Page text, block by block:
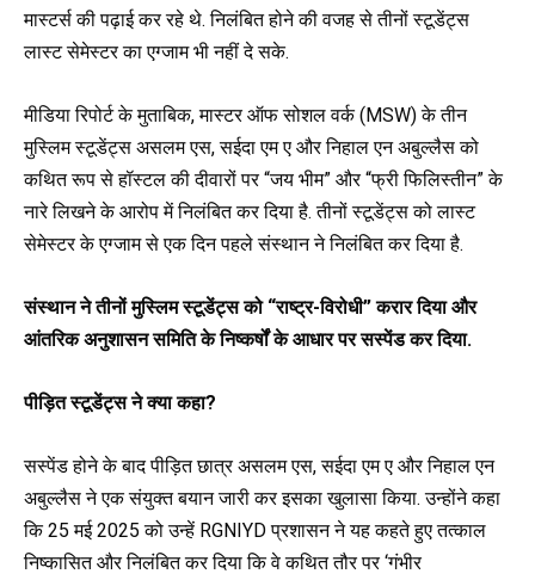
मास्टर्स की पढ़ाई कर रहे थे. निलंबित होने की वजह से तीनों स्टूडेंट्स
लास्ट सेमेस्टर का एग्जाम भी नहीं दे सके.
मीडिया रिपोर्ट के मुताबिक, मास्टर ऑफ सोशल वर्क (MSW) के तीन
मुस्लिम स्टूडेंट्स असलम एस, सईदा एम ए और निहाल एन अबुल्लैस को
कथित रूप से हॉस्टल की दीवारों पर “जय भीम” और “फ्री फिलिस्तीन” के
नारे लिखने के आरोप में निलंबित कर दिया है. तीनों स्टूडेंट्स को लास्ट
सेमेस्टर के एग्जाम से एक दिन पहले संस्थान ने निलंबित कर दिया है.
संस्थान ने तीनों मुस्लिम स्टूडेंट्स को “राष्ट्र-विरोधी” करार दिया और
आंतरिक अनुशासन समिति के निष्कर्षों के आधार पर सस्पेंड कर दिया.
पीड़ित स्टूडेंट्स ने क्या कहा?
सस्पेंड होने के बाद पीड़ित छात्र असलम एस, सईदा एम ए और निहाल एन
अबुल्लैस ने एक संयुक्त बयान जारी कर इसका खुलासा किया. उन्होंने कहा
कि 25 मई 2025 को उन्हें RGNIYD प्रशासन ने यह कहते हुए तत्काल
निष्कासित और निलंबित कर दिया कि वे कथित तौर पर ‘गंभीर